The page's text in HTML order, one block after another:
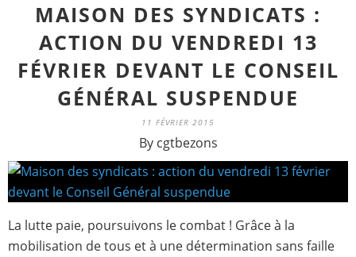
MAISON DES SYNDICATS :
ACTION DU VENDREDI 13
FÉVRIER DEVANT LE CONSEIL
GÉNÉRAL SUSPENDUE
11 FÉVRIER 2015
By cgtbezons
La lutte paie, poursuivons le combat ! Grâce à la
mobilisation de tous et à une détermination sans faille